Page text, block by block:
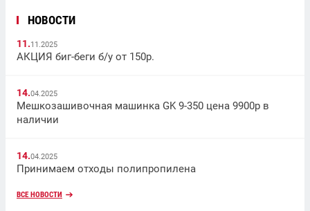
НОВОСТИ
11.11.2025
АКЦИЯ биг-беги б/у от 150р.
14.04.2025
Мешкозашивочная машинка GK 9-350 цена 9900р в
наличии
14.04.2025
Принимаем отходы полипропилена
ВСЕ НОВОСТИ